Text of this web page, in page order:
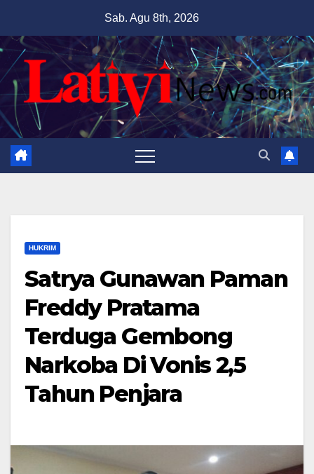
content
Sab. Agu 8th, 2026
HUKRIM
Satrya Gunawan Paman
Freddy Pratama
Terduga Gembong
Narkoba Di Vonis 2,5
Tahun Penjara